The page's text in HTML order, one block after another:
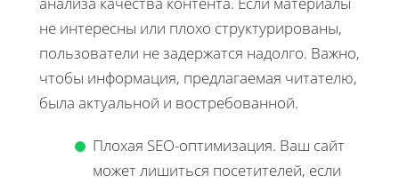
не интересны или плохо структурированы,
пользователи не задержатся надолго. Важно,
чтобы информация, предлагаемая читателю,
была актуальной и востребованной.
Плохая SEO-оптимизация. Ваш сайт
может лишиться посетителей, если